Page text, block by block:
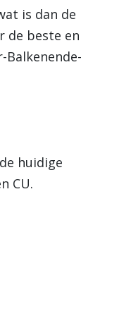
is dan de
de beste en
huidige
CU.